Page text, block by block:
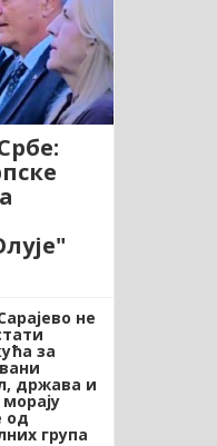
не
за
држава и
од
група